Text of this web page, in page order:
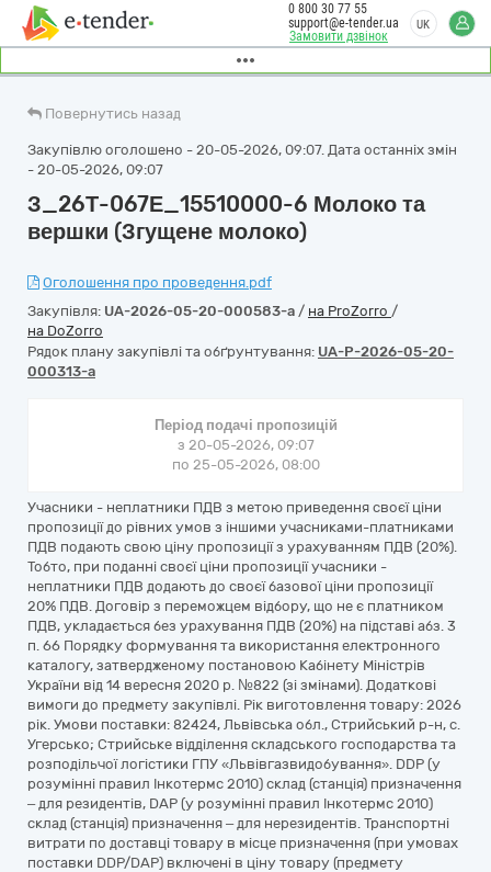
Замовити дзвінок
0 800 30 77 55
support@e-tender.ua
UK
Повернутись назад
Закупівлю оголошено - 20-05-2026, 09:07. Дата останніх змін
- 20-05-2026, 09:07
З_26Т-067Е_15510000-6 Молоко та
вершки (Згущене молоко)
Оголошення про проведення.pdf
Закупівля: UA-2026-05-20-000583-a / на ProZorro /
на DoZorro
Рядок плану закупівлі та обґрунтування: UA-P-2026-05-20-
000313-a
Період подачі пропозицій
з 20-05-2026, 09:07
по 25-05-2026, 08:00
Учасники - неплатники ПДВ з метою приведення своєї ціни
пропозиції до рівних умов з іншими учасниками-платниками
ПДВ подають свою ціну пропозиції з урахуванням ПДВ (20%).
Тобто, при поданні своєї ціни пропозиції учасники -
неплатники ПДВ додають до своєї базової ціни пропозиції
20% ПДВ. Договір з переможцем відбору, що не є платником
ПДВ, укладається без урахування ПДВ (20%) на підставі абз. 3
п. 66 Порядку формування та використання електронного
каталогу, затвердженому постановою Кабінету Міністрів
України від 14 вересня 2020 р. №822 (зі змінами). Додаткові
вимоги до предмету закупівлі. Рік виготовлення товару: 2026
рік. Умови поставки: 82424, Львівська обл., Стрийський р-н, с.
Угерсько; Стрийське відділення складського господарства та
розподільчої логістики ГПУ «Львівгазвидобування». DDP (у
розумінні правил Інкотермс 2010) склад (станція) призначення
– для резидентів, DАP (у розумінні правил Інкотермс 2010)
склад (станція) призначення – для нерезидентів. Транспортні
витрати по доставці товару в місце призначення (при умовах
поставки DDP/DAP) включені в ціну товару (предмету